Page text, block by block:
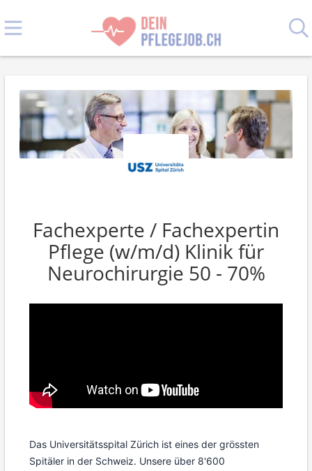
Fachexperte / Fachexpertin
Pflege (w/m/d) Klinik für
Neurochirurgie 50 - 70%
Das Universitätsspital Zürich ist eines der grössten
Spitäler in der Schweiz. Unsere über 8'600